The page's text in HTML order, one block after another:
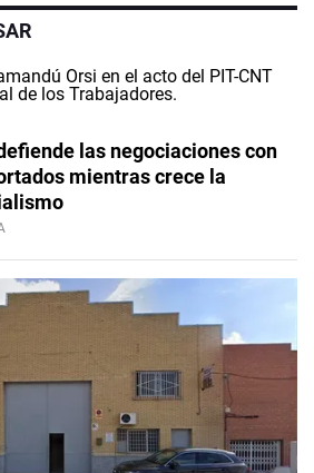
las negociaciones con
mientras crece la